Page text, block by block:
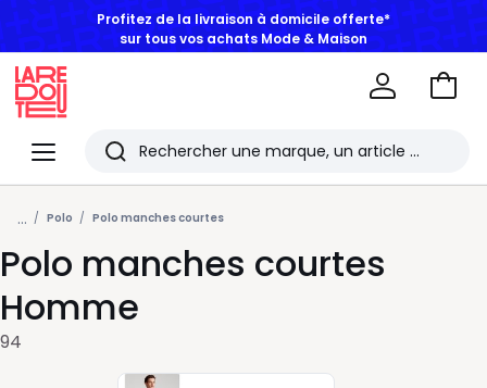
BONS PLANS | Jusqu'à -50% dès 2 articles*
Menu
Redoute
Rechercher
Les
derniers
articles
consultés
Aller
... Polo Polo manches courtes
Polo manches courtes
Homme
94